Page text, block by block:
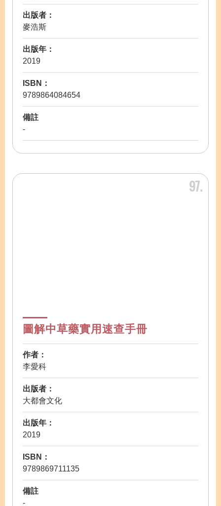
出版者：
麥浩斯
出版年：
2019
ISBN：
9789864084654
備註
-
97
圖解中草藥實用速查手冊
作者：
李愛科
出版者：
大都會文化
出版年：
2019
ISBN：
9789869711135
備註
-